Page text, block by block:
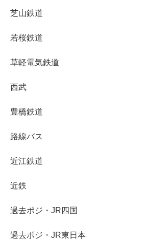
芝山鉄道
若桜鉄道
草軽電気鉄道
西武
豊橋鉄道
路線バス
近江鉄道
近鉄
過去ポジ・JR四国
過去ポジ・JR東日本